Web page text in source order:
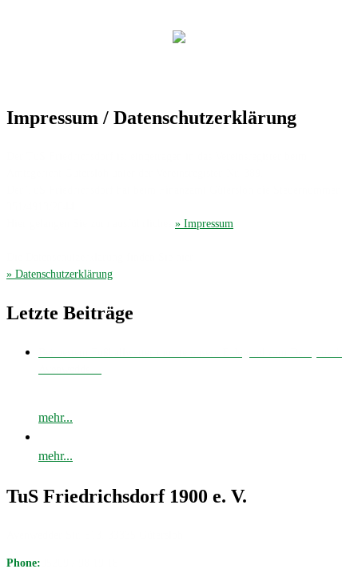
Impressum / Datenschutzerklärung
» Impressum
» Datenschutzerklärung
Letzte Beiträge
mehr...
mehr...
TuS Friedrichsdorf 1900 e. V.
Phone: